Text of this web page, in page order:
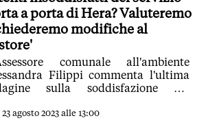
a porta di Hera? Valuteremo
modifiche al
comunale all'ambiente
Filippi commenta l'ultima
sulla soddisfazione dei
e ammette che dopo 5 anni del
23 agosto 2023 alle 13:00